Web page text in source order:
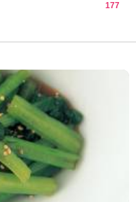
177